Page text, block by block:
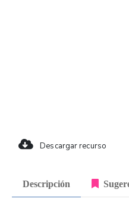
Descargar recurso
Descripción